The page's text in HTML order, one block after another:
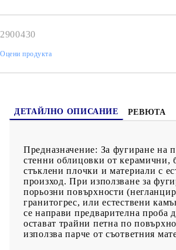
2900430
Оцени продукта
ДЕТАЙЛНО ОПИСАНИЕ РЕВЮТА
Предназначение: За фугиране на
стенни облицовки от керамични,
стъклени плочки и материали с
произход. При използване за
порьозни повърхности
гранитогрес, или естествени
се направи предварителна проба
остават трайни петна по
използва парче от съответния